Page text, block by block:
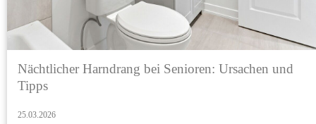
Nächtlicher Harndrang bei Senioren: Ursachen und
Tipps
25.03.2026